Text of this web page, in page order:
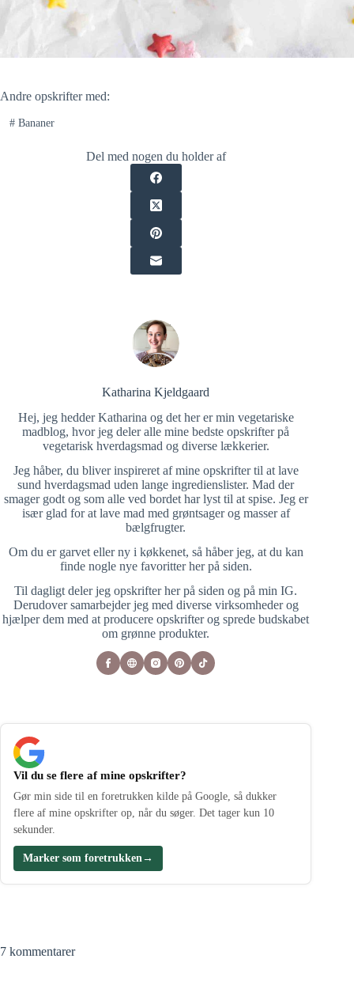
Andre opskrifter med:
#Bananer
Del med nogen du holder af
Katharina Kjeldgaard
Hej, jeg hedder Katharina og det her er min vegetariske
madblog, hvor jeg deler alle mine bedste opskrifter på
vegetarisk hverdagsmad og diverse lækkerier.
Jeg håber, du bliver inspireret af mine opskrifter til at lave
sund hverdagsmad uden lange ingredienslister. Mad der
smager godt og som alle ved bordet har lyst til at spise. Jeg er
især glad for at lave mad med grøntsager og masser af
bælgfrugter.
Om du er garvet eller ny i køkkenet, så håber jeg, at du kan
finde nogle nye favoritter her på siden.
Til dagligt deler jeg opskrifter her på siden og på min IG.
Derudover samarbejder jeg med diverse virksomheder og
hjælper dem med at producere opskrifter og sprede budskabet
om grønne produkter.
Vil du se flere af mine opskrifter?
Gør min side til en foretrukken kilde på Google, så dukker
flere af mine opskrifter op, når du søger. Det tager kun 10
sekunder.
Marker som foretrukken →
7 kommentarer